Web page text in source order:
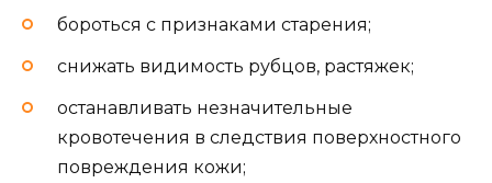
бороться с признаками старения;
снижать видимость рубцов, растяжек;
останавливать незначительные
кровотечения в следствия поверхностного
повреждения кожи;